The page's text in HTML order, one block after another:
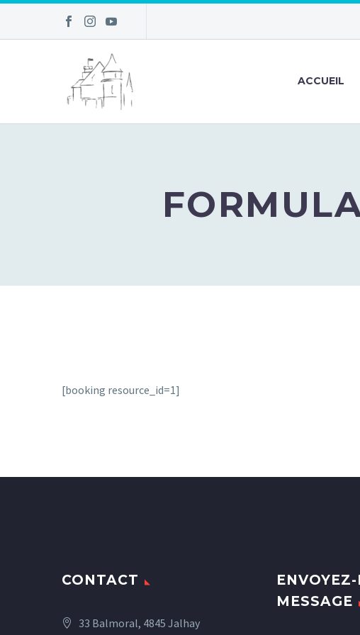
ACCUEIL
[booking resource_id=1]
CONTACT
33 Balmoral, 4845 Jalhay
MESSAGE